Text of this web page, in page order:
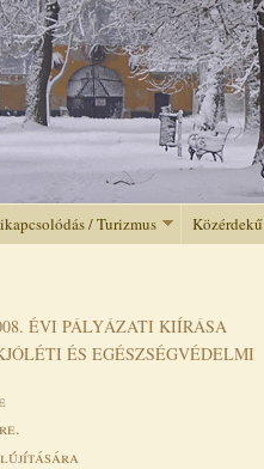
Jump to navigation
/ Turizmus Közérdekű
ÉVI PÁLYÁZATI KIÍRÁSA
ÉS EGÉSZSÉGVÉDELMI